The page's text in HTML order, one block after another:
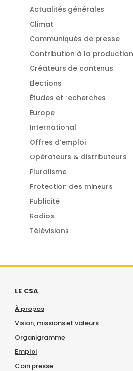
Actualités générales
Climat
Communiqués de presse
Contribution à la production
Créateurs de contenus
Elections
Études et recherches
Europe
International
Offres d’emploi
Opérateurs & distributeurs
Pluralisme
Protection des mineurs
Publicité
Radios
Télévisions
LE CSA
À propos
Vision, missions et valeurs
Organigramme
Emploi
Coin presse